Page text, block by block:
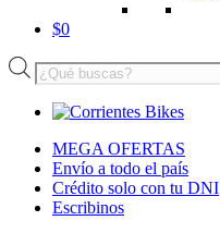
$0
Búsqueda
de
productos
MEGA OFERTAS
Envío a todo el país
Crédito solo con tu DNI
Escribinos